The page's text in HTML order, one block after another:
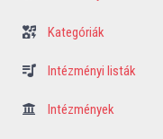
Kategóriák
Intézményi listák
Intézmények